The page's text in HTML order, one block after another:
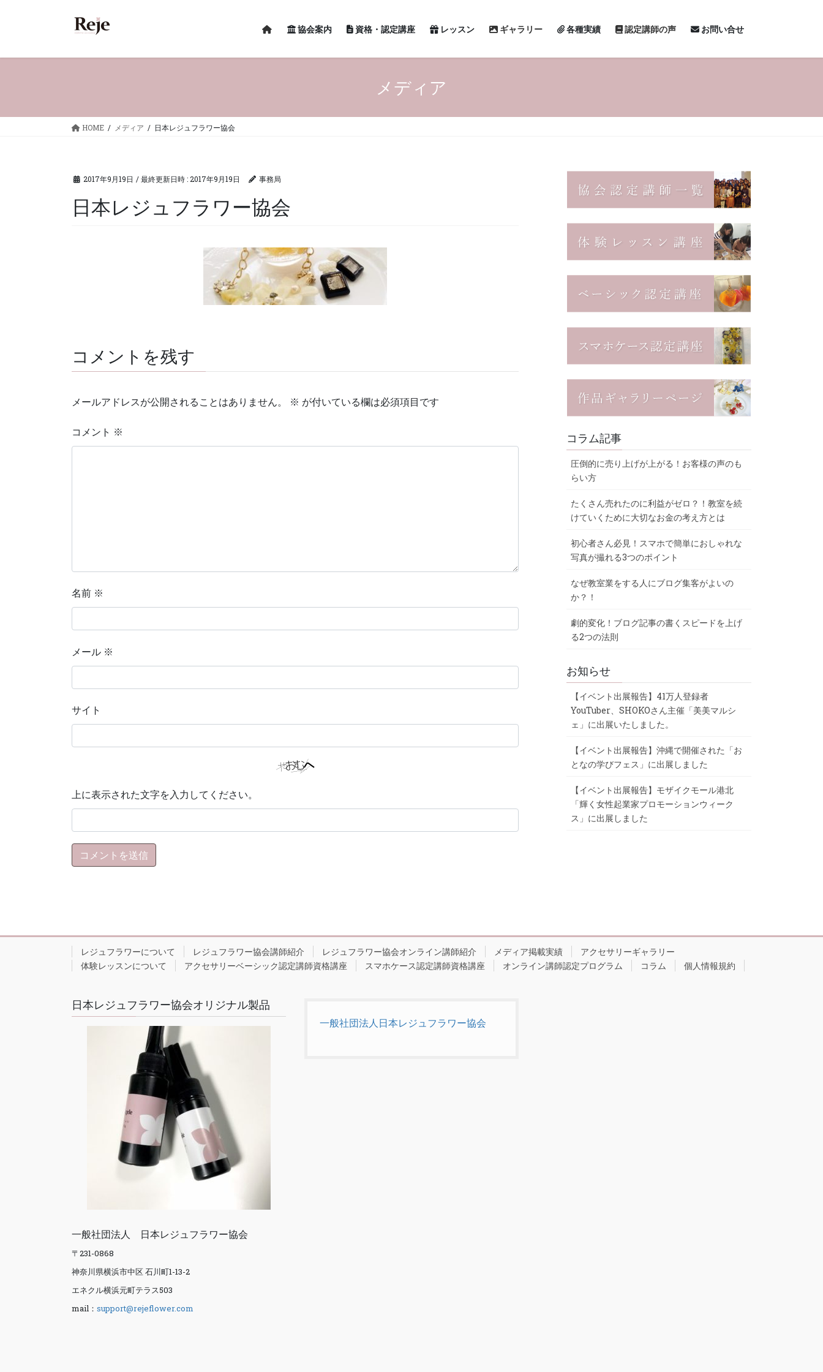
協会案内 資格・認定講座 レッスン ギャラリー 各種実績 認定講師の声 お問い合せ
メディア
HOME メディア 日本レジュフラワー協会
2017年9月19日 / 最終更新日時 : 2017年9月19日 事務局
日本レジュフラワー協会
コメントを残す
メールアドレスが公開されることはありません。 ※ が付いている欄は必須項目です
コメント ※
名前 ※
メール ※
サイト
上に表示された文字を入力してください。
コラム記事
圧倒的に売り上げが上がる！お客様の声のも
らい方
たくさん売れたのに利益がゼロ？！教室を続
けていくために大切なお金の考え方とは
初心者さん必見！スマホで簡単におしゃれな
写真が撮れる3つのポイント
なぜ教室業をする人にブログ集客がよいの
か？！
劇的変化！ブログ記事の書くスピードを上げ
る2つの法則
お知らせ
【イベント出展報告】41万人登録者
YouTuber、SHOKOさん主催「美美マルシ
ェ」に出展いたしました。
【イベント出展報告】沖縄で開催された「お
となの学びフェス」に出展しました
【イベント出展報告】モザイクモール港北
「輝く女性起業家プロモーションウィーク
ス」に出展しました
レジュフラワーについて レジュフラワー協会講師紹介 レジュフラワー協会オンライン講師紹介 メディア掲載実績
アクセサリーギャラリー
体験レッスンについて
アクセサリーベーシック認定講師資格講座 スマホケース認定講師資格講座 オンライン講師認定プログラム コラム 個人情報規約
日本レジュフラワー協会オリジナル製品
一般社団法人 日本レジュフラワー協会
〒231-0868
神奈川県横浜市中区 石川町1-13-2
エネクル横浜元町テラス503
mail： support@rejeflower.com
一般社団法人日本レジュフラワー協会